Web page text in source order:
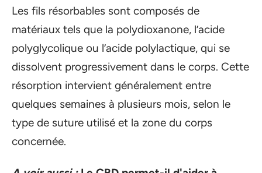
Les fils résorbables sont composés de
matériaux tels que la polydioxanone, l’acide
polyglycolique ou l’acide polylactique, qui se
dissolvent progressivement dans le corps. Cette
résorption intervient généralement entre
quelques semaines à plusieurs mois, selon le
type de suture utilisé et la zone du corps
concernée.